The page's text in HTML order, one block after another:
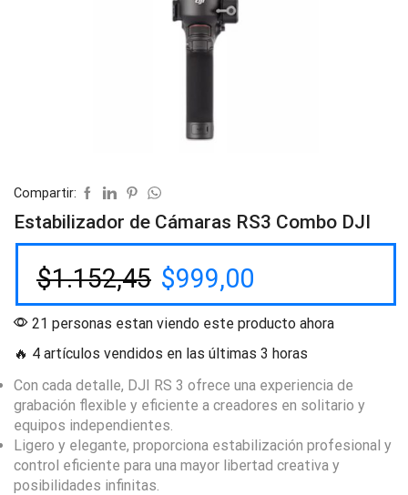
Compartir:
Estabilizador de Cámaras RS3 Combo DJI
$1.152,45 $999,00
21 personas estan viendo este producto ahora
🔥 4 artículos vendidos en las últimas 3 horas
Con cada detalle, DJI RS 3 ofrece una experiencia de
grabación flexible y eficiente a creadores en solitario y
equipos independientes.
Ligero y elegante, proporciona estabilización profesional y
control eficiente para una mayor libertad creativa y
posibilidades infinitas.